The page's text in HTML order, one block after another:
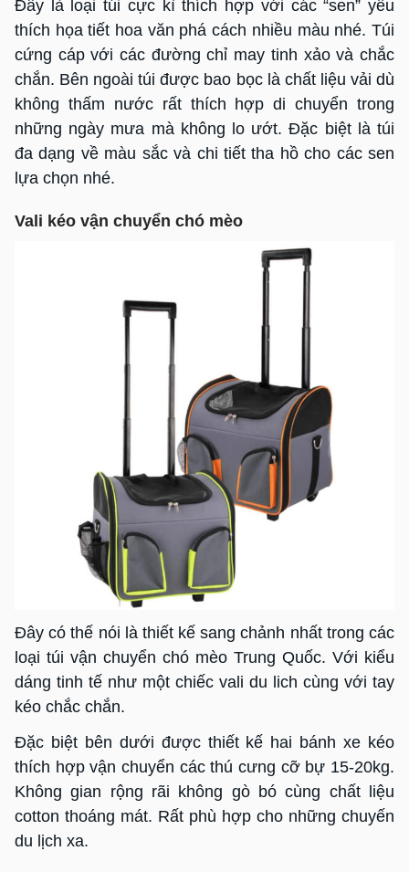
Đây là loại túi cực kì thích hợp với các “sen” yêu
thích họa tiết hoa văn phá cách nhiều màu nhé. Túi
cứng cáp với các đường chỉ may tinh xảo và chắc
chắn. Bên ngoài túi được bao bọc là chất liệu vải dù
không thấm nước rất thích hợp di chuyển trong
những ngày mưa mà không lo ướt. Đặc biệt là túi
đa dạng về màu sắc và chi tiết tha hồ cho các sen
lựa chọn nhé.
Vali kéo vận chuyển chó mèo
Đây có thế nói là thiết kế sang chảnh nhất trong các
loại túi vận chuyển chó mèo Trung Quốc. Với kiểu
dáng tinh tế như một chiếc vali du lich cùng với tay
kéo chắc chắn.
Đặc biệt bên dưới được thiết kế hai bánh xe kéo
thích hợp vận chuyển các thú cưng cỡ bự 15-20kg.
Không gian rộng rãi không gò bó cùng chất liệu
cotton thoáng mát. Rất phù hợp cho những chuyến
du lịch xa.